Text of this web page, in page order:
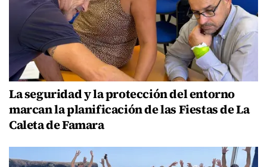
La seguridad y la protección del entorno
marcan la planificación de las Fiestas de La
Caleta de Famara